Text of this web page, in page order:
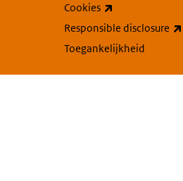
Cookies
Responsible disclosure
Toegankelijkheid